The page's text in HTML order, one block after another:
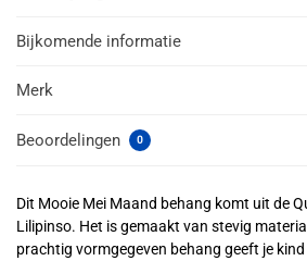
Bijkomende informatie
Merk
Beoordelingen 0
Dit Mooie Mei Maand behang komt uit de
Lilipinso. Het is gemaakt van stevig
prachtig vormgegeven behang geeft je